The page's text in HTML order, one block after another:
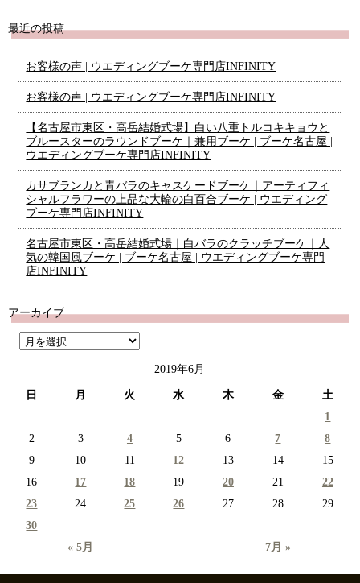
最近の投稿
お客様の声 | ウエディングブーケ専門店INFINITY
お客様の声 | ウエディングブーケ専門店INFINITY
【名古屋市東区・高岳結婚式場】白い八重トルコキキョウと
ブルースターのラウンドブーケ｜兼用ブーケ | ブーケ名古屋 |
ウエディングブーケ専門店INFINITY
カサブランカと青バラのキャスケードブーケ｜アーティフィ
シャルフラワーの上品な大輪の白百合ブーケ | ウエディング
ブーケ専門店INFINITY
名古屋市東区・高岳結婚式場｜白バラのクラッチブーケ｜人
気の韓国風ブーケ | ブーケ名古屋 | ウエディングブーケ専門
店INFINITY
アーカイブ
2019年6月
日 月 火 水 木 金 土
« 5月 7月 »
1
2
3 4 5 6 7
8
9
10 11 12 13 14
15
16
17 18 19 20 21
22
23
24 25 26 27 28
29
30